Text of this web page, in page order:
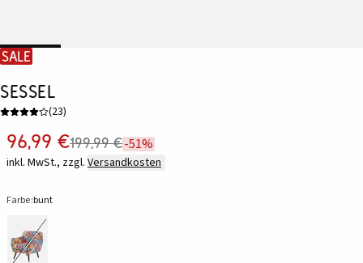
SALE
Sessel
(23)
96,99 €199,99 €-51%
inkl. MwSt., zzgl. Versandkosten
Farbe:bunt